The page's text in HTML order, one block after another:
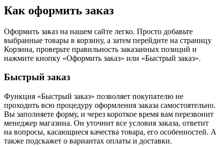
Как оформить заказ
Оформить заказ на нашем сайте легко. Просто добавьте
выбранные товары в корзину, а затем перейдите на страницу
Корзина, проверьте правильность заказанных позиций и
нажмите кнопку «Оформить заказ» или «Быстрый заказ».
Быстрый заказ
Функция «Быстрый заказ» позволяет покупателю не
проходить всю процедуру оформления заказа самостоятельно.
Вы заполняете форму, и через короткое время вам перезвонит
менеджер магазина. Он уточнит все условия заказа, ответит
на вопросы, касающиеся качества товара, его особенностей. А
также подскажет о вариантах оплаты и доставки.